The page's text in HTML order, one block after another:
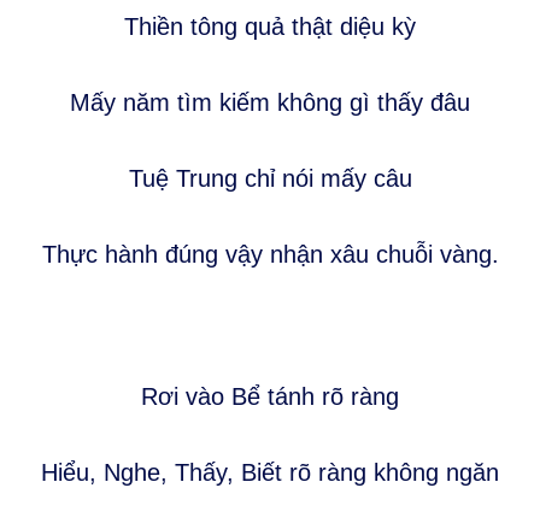
Thiền tông quả thật diệu kỳ
Mấy năm tìm kiếm không gì thấy đâu
Tuệ Trung chỉ nói mấy câu
Thực hành đúng vậy nhận xâu chuỗi vàng.
Rơi vào Bể tánh rõ ràng
Hiểu, Nghe, Thấy, Biết rõ ràng không ngăn